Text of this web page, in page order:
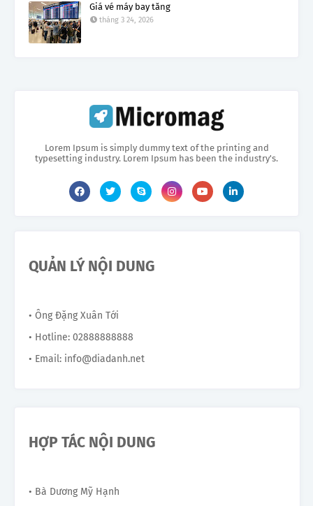
Giá vé máy bay tăng
tháng 3 24, 2026
Lorem Ipsum is simply dummy text of the printing and
typesetting industry. Lorem Ipsum has been the industry's.
QUẢN LÝ NỘI DUNG
• Ông Đặng Xuân Tới
• Hotline: 02888888888
• Email: info@diadanh.net
HỢP TÁC NỘI DUNG
• Bà Dương Mỹ Hạnh